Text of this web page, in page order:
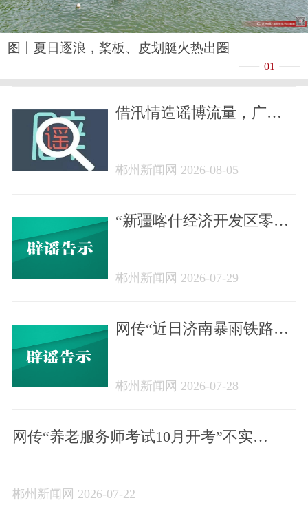
图丨夏日逐浪，桨板、皮划艇火热出圈
01
借汛情造谣博流量，广西
郴州新闻网 2026-08-05
“新疆喀什经济开发区零地
郴州新闻网 2026-07-29
网传“近日济南暴雨铁路桥
郴州新闻网 2026-07-28
网传“养老服务师考试10月开考”不实
郴州新闻网 2026-07-22